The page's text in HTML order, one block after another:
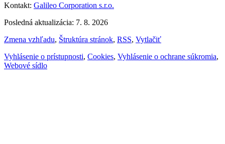
Kontakt: Galileo Corporation s.r.o.
Posledná aktualizácia: 7. 8. 2026
Zmena vzhľadu, Štruktúra stránok, RSS, Vytlačiť
Vyhlásenie o prístupnosti, Cookies, Vyhlásenie o ochrane súkromia,
Webové sídlo